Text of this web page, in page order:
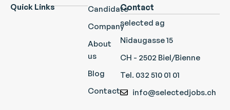
Quick Links
Candidate
Company
About
us
Blog
Contact
Contact
selected ag
Nidaugasse 15
CH - 2502 Biel/Bienne
Tel. 032 510 01 01
info@selectedjobs.ch